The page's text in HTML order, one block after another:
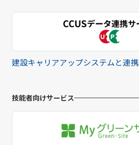
建設キャリアアップシステムと連携
技能者向けサービス